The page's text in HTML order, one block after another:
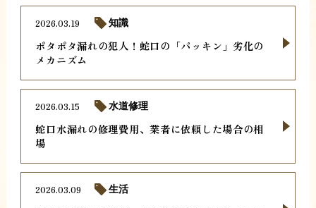
ポタポタ漏れの犯人！蛇口の「パッキン」劣化の
メカニズム
2026.03.19 知識
蛇口水漏れの修理費用、業者に依頼した場合の相
場
2026.03.15 水道修理
2026.03.09 生活